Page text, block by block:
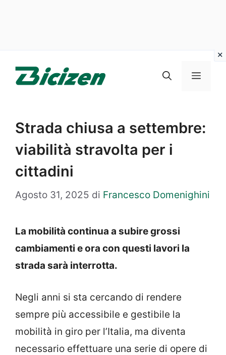
Menu
Strada chiusa a settembre:
viabilità stravolta per i
cittadini
Agosto 31, 2025 di Francesco Domenighini
La mobilità continua a subire grossi
cambiamenti e ora con questi lavori la
strada sarà interrotta.
Negli anni si sta cercando di rendere
sempre più accessibile e gestibile la
mobilità in giro per l’Italia, ma diventa
necessario effettuare una serie di opere di